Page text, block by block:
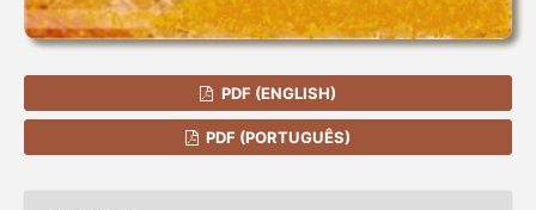
PDF (ENGLISH)
PDF (PORTUGUÊS)